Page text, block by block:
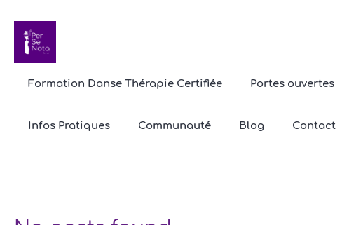
Formation Danse Thérapie Certifiée Portes ouvertes
Infos Pratiques Communauté Blog Contact
Étiquette